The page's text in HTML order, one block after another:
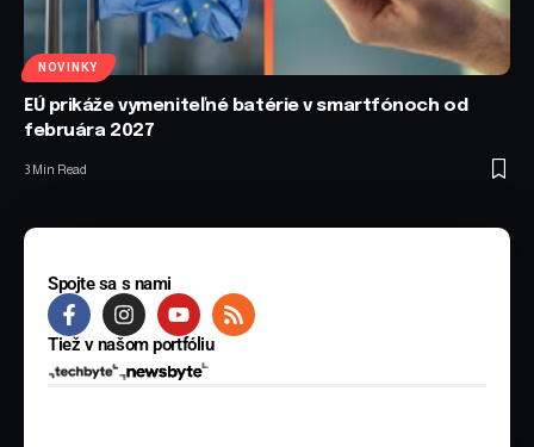
NOVINKY
EÚ prikáže vymeniteľné batérie v smartfónoch od
februára 2027
3 Min Read
Spojte sa s nami
Tiež v našom portfóliu